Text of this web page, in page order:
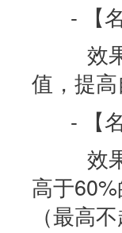
- 【
效果
值，提
- 【
效果
高于
（最高